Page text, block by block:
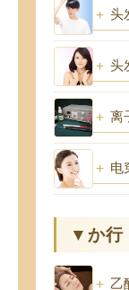
头
头
离
电
▼か行
乙